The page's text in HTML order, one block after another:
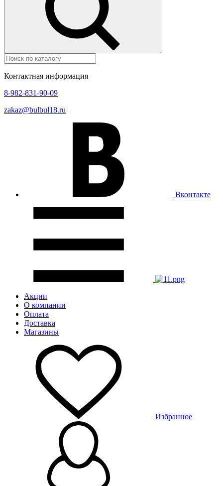
Контактная информация
8-982-831-90-09
zakaz@bulbul18.ru
Вконтакте
Акции
О компании
Оплата
Доставка
Магазины
Избранное